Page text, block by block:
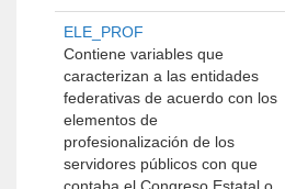
ELE_PROF
Contiene variables que
caracterizan a las entidades
federativas de acuerdo con los
elementos de
profesionalización de los
servidores públicos con que